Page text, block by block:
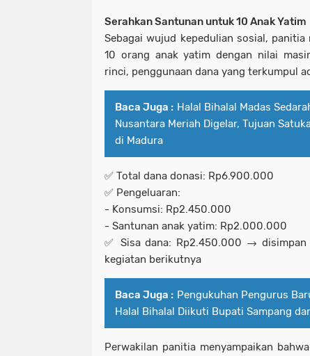
Serahkan Santunan untuk 10 Anak Yatim
Sebagai wujud kepedulian sosial, panitia
10 orang anak yatim dengan nilai
rinci, penggunaan dana yang terkumpul
Baca Juga : Halal Bihalal Madas
Nusantara Meriah Digelar, Tujuan
di Madura
✅ Total dana donasi: Rp6.900.000
✅ Pengeluaran:
- Konsumsi: Rp2.450.000
- Santunan anak yatim: Rp2.000.000
✅ Sisa dana: Rp2.450.000 → disimpan
kegiatan berikutnya
Baca Juga : Pengukuhan Pengurus
Halal Bihalal Diikuti Bupati Sampang
Perwakilan panitia menyampaikan